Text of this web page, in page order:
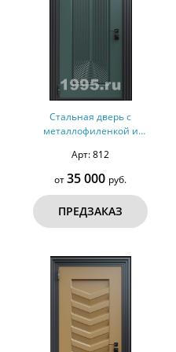
Стальная дверь с
металлофиленкой и
6012 (тип №2)
Арт: 812
от35 000 руб.
ПРЕДЗАКАЗ